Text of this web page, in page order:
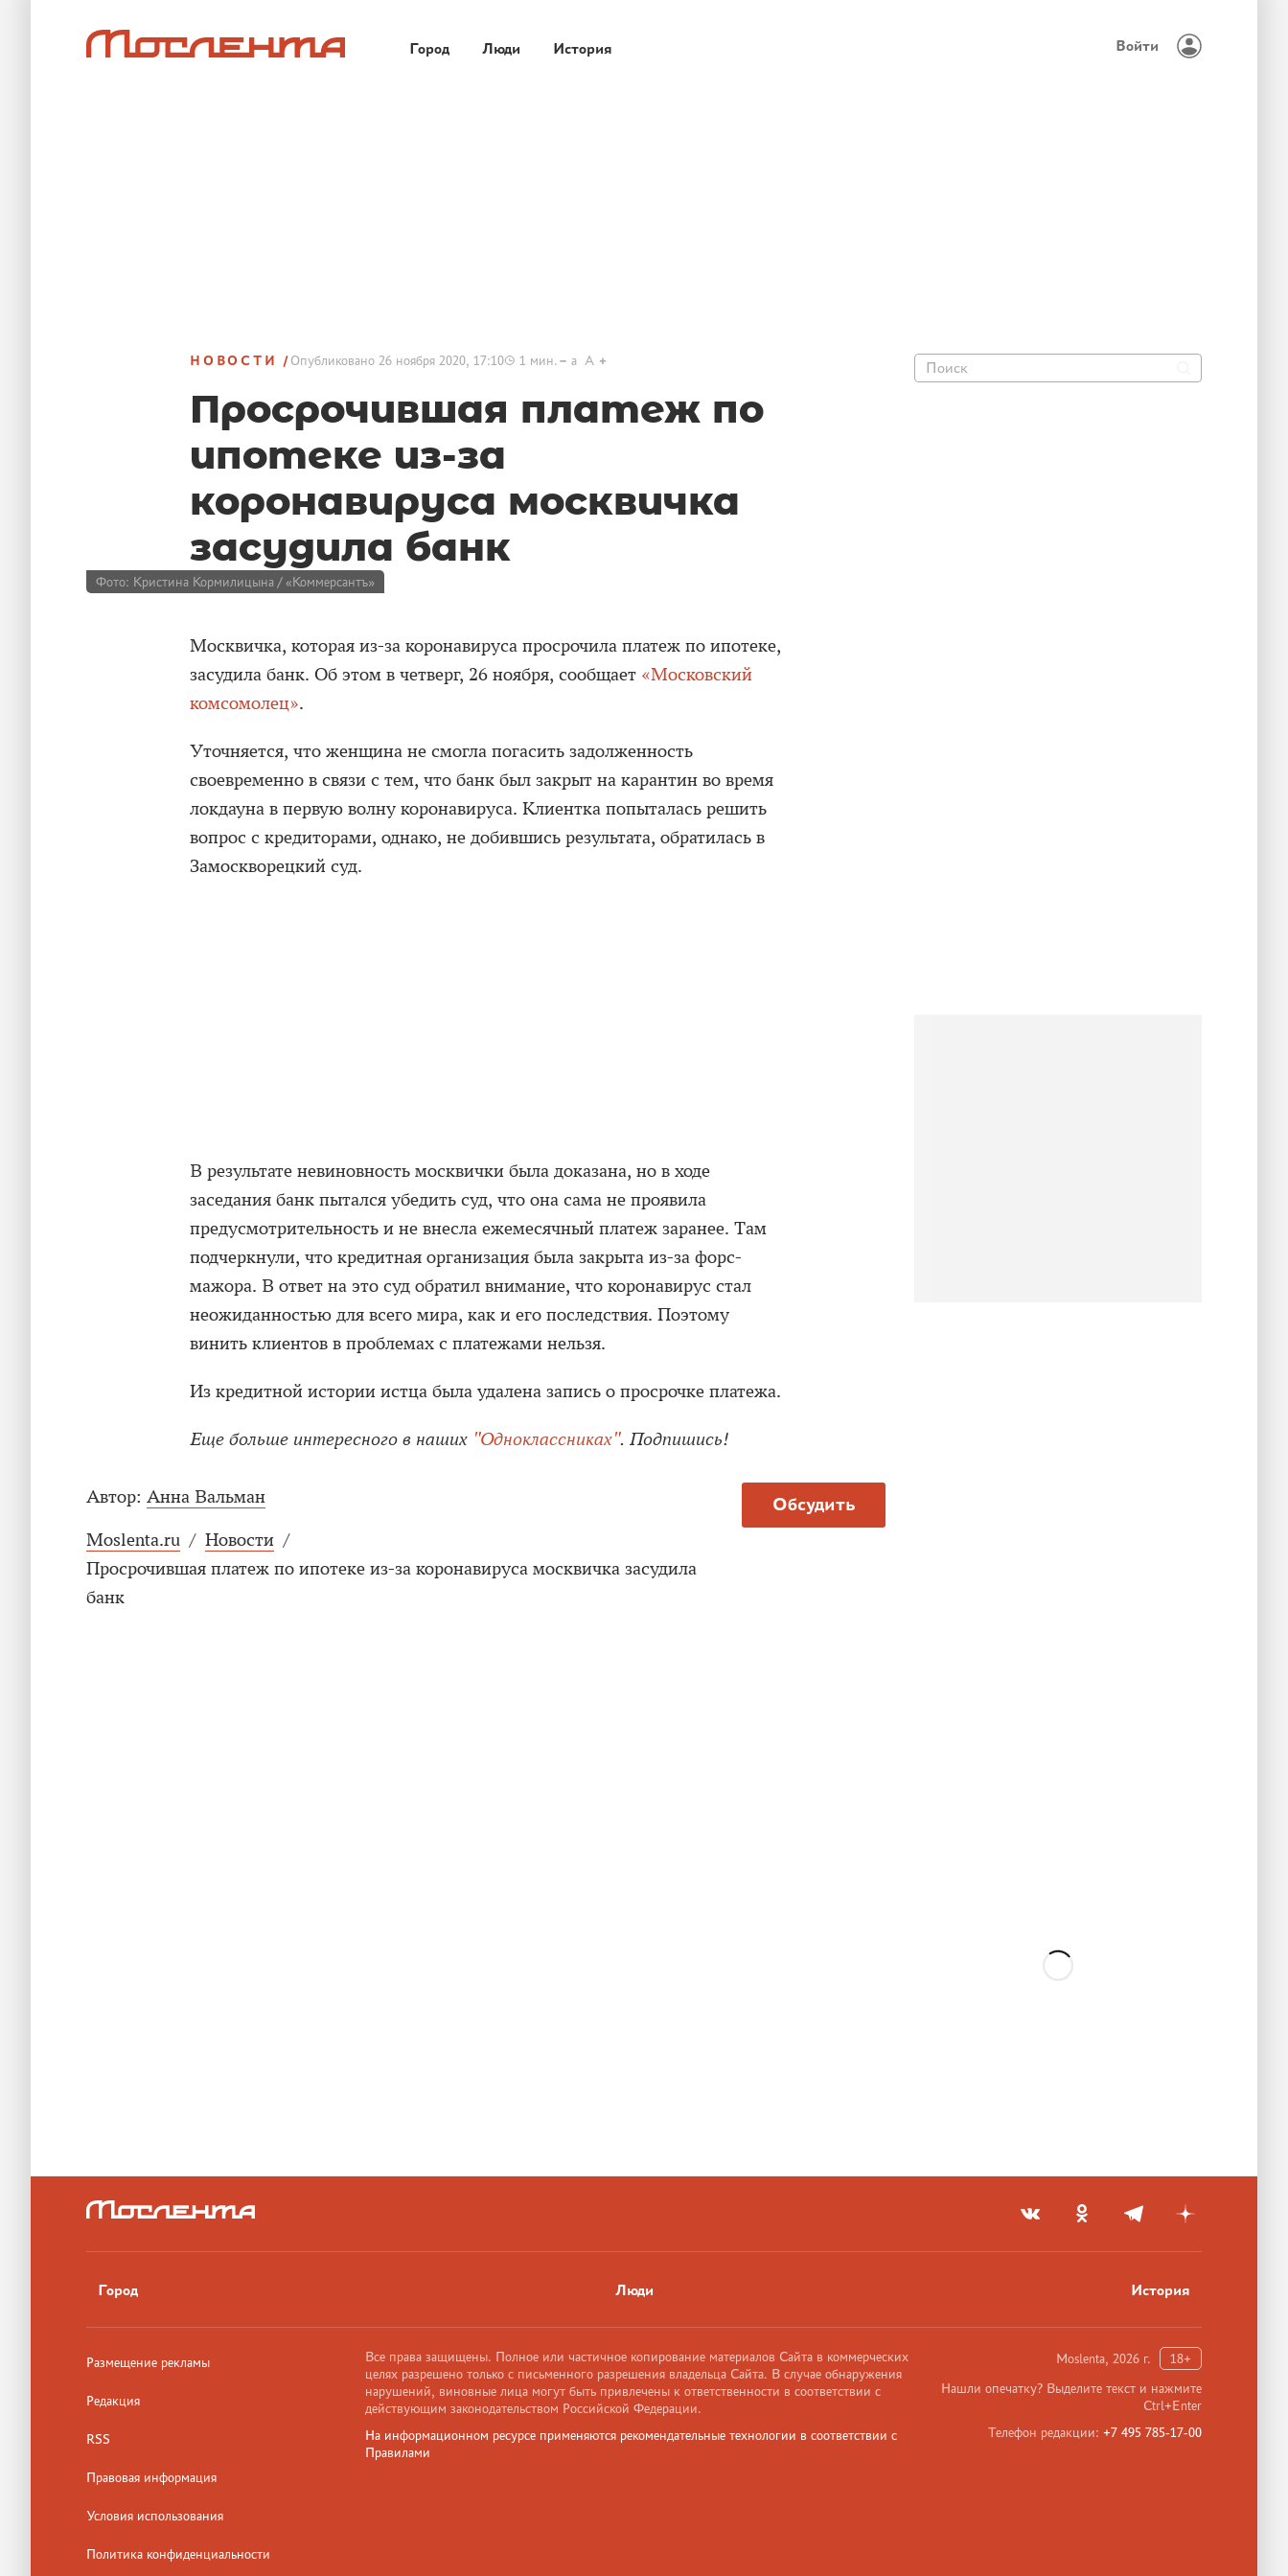
Город Люди История Войти
НОВОСТИ Опубликовано 26 ноября 2020, 17:10 1 мин. a A
Просрочившая платеж по
ипотеке из-за
коронавируса москвичка
засудила банк
Фото: Кристина Кормилицына / «Коммерсантъ»
Москвичка, которая из-за коронавируса просрочила платеж по ипотеке,
засудила банк. Об этом в четверг, 26 ноября, сообщает «Московский
комсомолец».
Уточняется, что женщина не смогла погасить задолженность
своевременно в связи с тем, что банк был закрыт на карантин во время
локдауна в первую волну коронавируса. Клиентка попыталась решить
вопрос с кредиторами, однако, не добившись результата, обратилась в
Замоскворецкий суд.
В результате невиновность москвички была доказана, но в ходе
заседания банк пытался убедить суд, что она сама не проявила
предусмотрительность и не внесла ежемесячный платеж заранее. Там
подчеркнули, что кредитная организация была закрыта из-за форс-
мажора. В ответ на это суд обратил внимание, что коронавирус стал
неожиданностью для всего мира, как и его последствия. Поэтому
винить клиентов в проблемах с платежами нельзя.
Из кредитной истории истца была удалена запись о просрочке платежа.
Еще больше интересного в наших "Одноклассниках". Подпишись!
Обсудить
Автор: Анна Вальман
Moslenta.ru / Новости /
Просрочившая платеж по ипотеке из-за коронавируса москвичка засудила
банк
Город Люди История
Размещение рекламы
Редакция
RSS
Правовая информация
Условия использования
Политика конфиденциальности
Moslenta, 2026 г.
18+
Нашли опечатку? Выделите текст и нажмите
Ctrl+Enter
Телефон редакции: +7 495 785-17-00
Все права защищены. Полное или частичное копирование материалов Сайта в коммерческих
целях разрешено только с письменного разрешения владельца Сайта. В случае обнаружения
нарушений, виновные лица могут быть привлечены к ответственности в соответствии с
действующим законодательством Российской Федерации.
На информационном ресурсе применяются рекомендательные технологии в соответствии с
Правилами